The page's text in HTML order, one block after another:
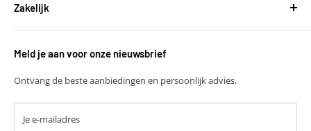
BTW: NL850118931B01
T+31 (0)30 6777775
Everkoop@harvestbv.nl
Bestellen en leveringen
Zakelijk
Zakelijke klant worden
Samenwerkingsmogelijkheden
Meld je aan voor onze nieuwsbrief
Ontvang de beste aanbiedingen en persoonlijk advies.
Je e-mailadres